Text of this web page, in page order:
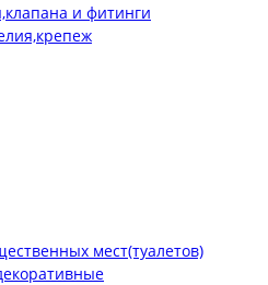
и фитинги
мест(туалетов)